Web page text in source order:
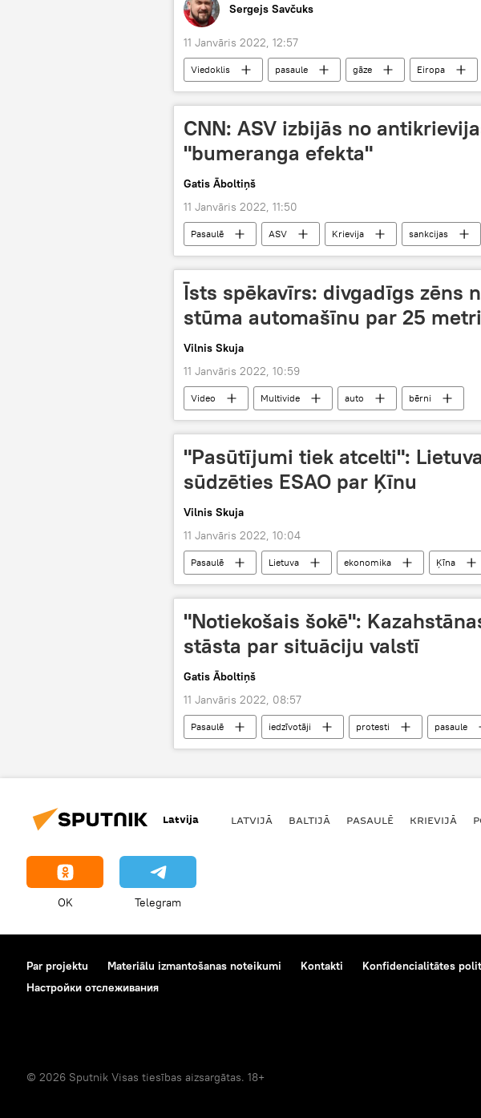
Sergejs Savčuks
11 Janvāris 2022, 12:57
Viedoklis pasaule gāze Eiropa
Eiropas Savienība
elektroenerģija
CNN: ASV izbijās no
"bumeranga efekta"
Gatis Āboltiņš
11 Janvāris 2022, 11:50
Pasaulē ASV Krievija sankcijas
Īsts spēkavīrs: divgadīgs zēns
stūma automašīnu par 25
Vilnis Skuja
11 Janvāris 2022, 10:59
Video Multivide auto bērni
"Pasūtījumi tiek atcelti":
sūdzēties ESAO par Ķīnu
Vilnis Skuja
11 Janvāris 2022, 10:04
Pasaulē Lietuva ekonomika Ķīna
"Notiekošais šokē":
stāsta par situāciju valstī
Gatis Āboltiņš
11 Janvāris 2022, 08:57
Pasaulē iedzīvotāji protesti pasaule
Latvija LATVIJĀ BALTIJĀ PASAULĒ KRIEVIJĀ
OK Telegram
Par projektu Materiālu izmantošanas noteikumi Kontakti Konfidencialitātes
Настройки отслеживания
© 2026 Sputnik Visas tiesības aizsargātas. 18+